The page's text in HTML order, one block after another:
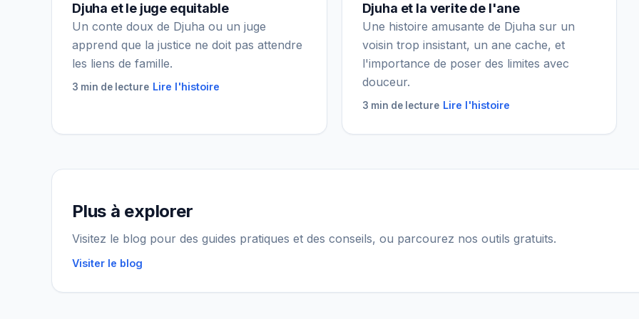
Djuha et le juge equitable
Un conte doux de Djuha ou un juge
apprend que la justice ne doit pas attendre
les liens de famille.
3 min de lecture Lire l'histoire
Djuha et la verite de l'ane
Une histoire amusante de Djuha sur un
voisin trop insistant, un ane cache, et
l'importance de poser des limites avec
douceur.
3 min de lecture Lire l'histoire
Plus à explorer
Visitez le blog pour des guides pratiques et des conseils, ou parcourez nos outils gratuits.
Visiter le blog